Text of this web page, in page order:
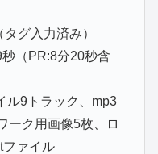
グ入力済み）
（PR:8分20秒含
ル9トラック、mp3
ーク用画像5枚、ロ
ファイル